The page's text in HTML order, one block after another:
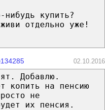
купить?
отдельно уже!
02.10.2016
Добавлю.
копить на пенсию
не
их пенсия.